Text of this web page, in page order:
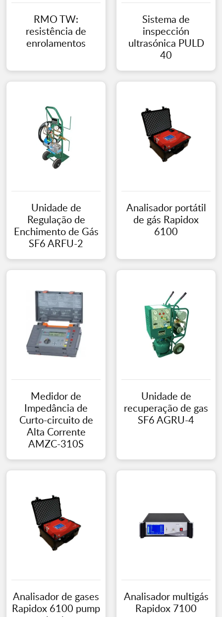
RMO TW:
resistência de
enrolamentos
Sistema de
inspección
ultrasónica PULD
40
Unidade de
Regulação de
Enchimento de Gás
SF6 ARFU-2
Analisador portátil
de gás Rapidox
6100
Medidor de
Impedância de
Curto-circuito de
Alta Corrente
AMZC-310S
Unidade de
recuperação de gas
SF6 AGRU-4
Analisador de gases
Rapidox 6100 pump
Analisador multigás
Rapidox 7100